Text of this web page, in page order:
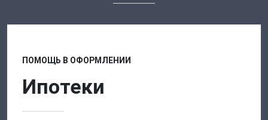
ПОМОЩЬ В ОФОРМЛЕНИИ
Ипотеки